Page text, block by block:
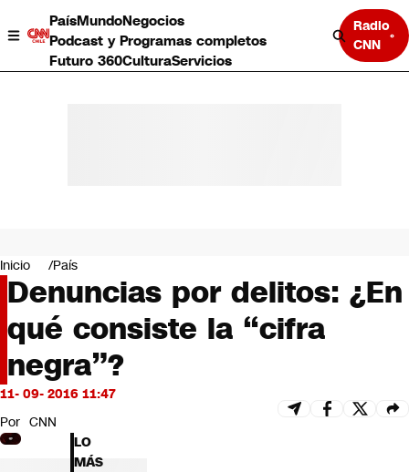
PaísMundoNegocios
Podcast y Programas completos
Futuro 360CulturaServicios
Radio
CNN
Negocios
Deportes
Programas completos
Cultura
Servicios
Bits
CNN Data
CNN tiempo
Futuro 360
Opinión
Inicio País
Denuncias por delitos: ¿En
qué consiste la “cifra
negra”?
11- 09- 2016 11:47
Por CNN
LO
MÁS